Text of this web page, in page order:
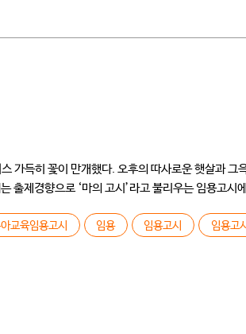
가득히 꽃이 만개했다. 오후의 따사로운 햇살과
출제경향으로 ‘마의 고시’라고 불리우는 임용고
교육임용고시 임용 임용고시 임용고